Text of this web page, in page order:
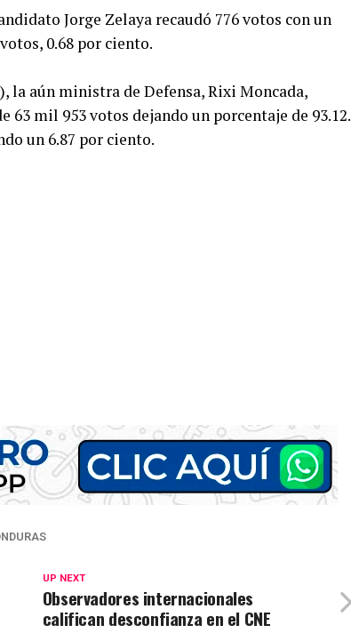
Jorge Zelaya recaudó 776 votos con un
0.68 por ciento.
la aún ministra de Defensa, Rixi Moncada,
63 mil 953 votos dejando un porcentaje de 93.12.
un 6.87 por ciento.
UP NEXT
Observadores internacionales
califican desconfianza en el CNE